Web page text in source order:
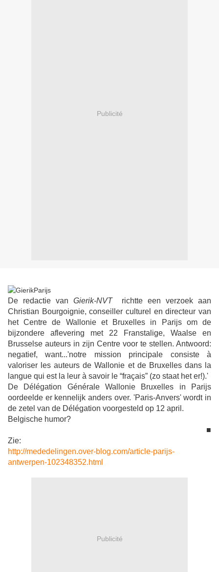
Publicité
De redactie van Gierik-NVTrichtte een verzoek aan
Christian Bourgoignie, conseiller culturel en directeur van
het Centre de Wallonie et Bruxelles in Parijs om de
bijzondere aflevering met 22 Franstalige, Waalse en
Brusselse auteurs in zijn Centre voor te stellen. Antwoord:
negatief, want...'notre mission principale consiste à
valoriser les auteurs de Wallonie et de Bruxelles dans la
langue qui est la leur à savoir le “fraçais” (zo staat het er!).'
De Délégation Générale Wallonie Bruxelles in Parijs
oordeelde er kennelijk anders over. 'Paris-Anvers' wordt in
de zetel van de Délégation voorgesteld op 12 april.
Belgische humor?
■
Zie:
http://mededelingen.over-blog.com/article-parijs-
antwerpen-102348352.html
Publicité